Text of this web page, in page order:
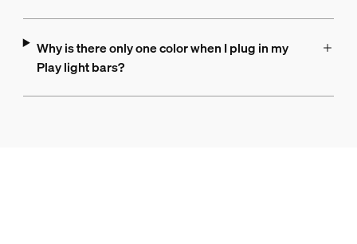
Why is there only one color when I plug in my
Play light bars?